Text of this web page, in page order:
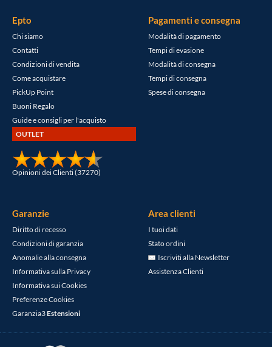
Epto
Chi siamo
Contatti
Condizioni di vendita
Come acquistare
PickUp Point
Buoni Regalo
Guide e consigli per l'acquisto
OUTLET
Opinioni dei Clienti (37270)
Pagamenti e consegna
Modalità di pagamento
Tempi di evasione
Modalità di consegna
Tempi di consegna
Spese di consegna
Garanzie
Diritto di recesso
Condizioni di garanzia
Anomalie alla consegna
Informativa sulla Privacy
Informativa sui Cookies
Preferenze Cookies
Garanzia3Estensioni
Area clienti
I tuoi dati
Stato ordini
Iscriviti alla Newsletter
Assistenza Clienti